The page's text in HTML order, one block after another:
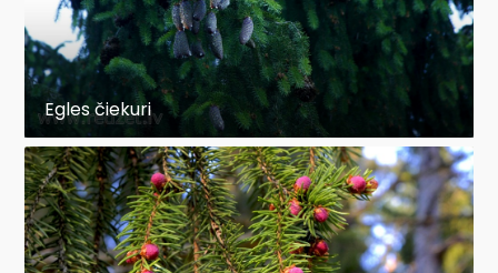
Egles čiekuri